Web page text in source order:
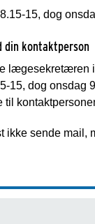
15, dog
din kontaktperson
lægesekretæren
15, dog onsdag
til
ikke sende mail,